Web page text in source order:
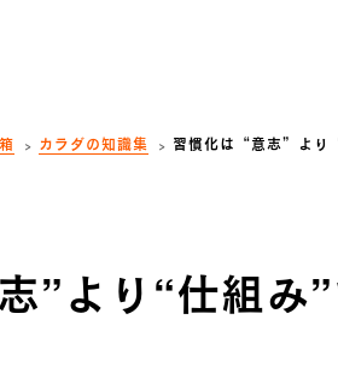
カラダの知識集 習慣化は“意志”より
”より“仕組み